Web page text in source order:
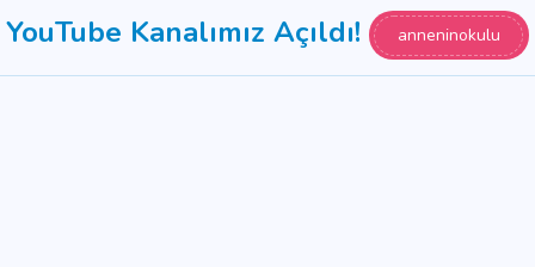
YouTube Kanalımız Açıldı! anneninokulu